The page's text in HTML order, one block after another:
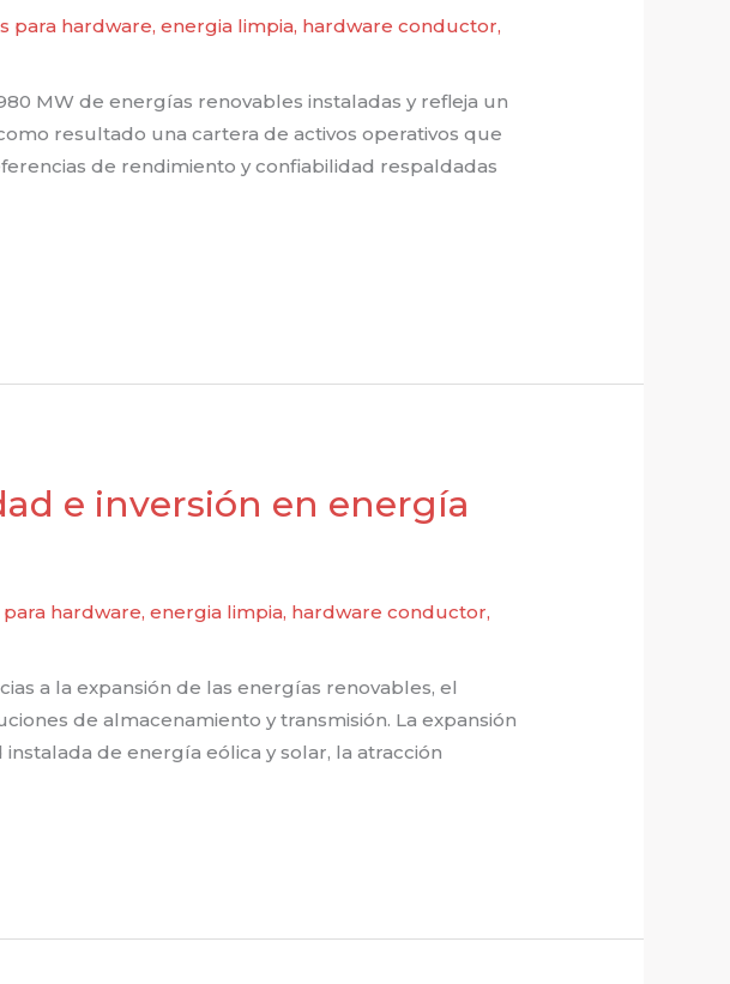
para hardware,energia limpia, hardware conductor,
MW de energías renovables instaladas y refleja un
resultado una cartera de activos operativos que
de rendimiento y confiabilidad respaldadas
e inversión en energía
hardware,energia limpia, hardware conductor,
a la expansión de las energías renovables, el
de almacenamiento y transmisión. La expansión
de energía eólica y solar, la atracción